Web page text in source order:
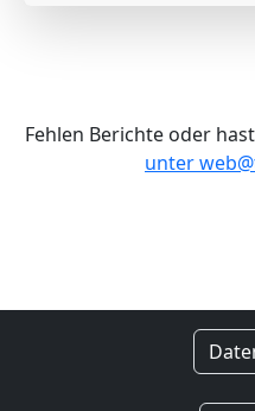
Fehlen Berichte oder
unter